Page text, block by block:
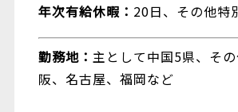
年次有給休暇： 20日、その他特
勤務地： 主として中国5県、そ
阪、名古屋、福岡など